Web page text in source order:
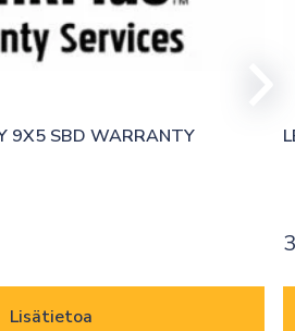
9X5 SBD WARRANTY
Lisätietoa